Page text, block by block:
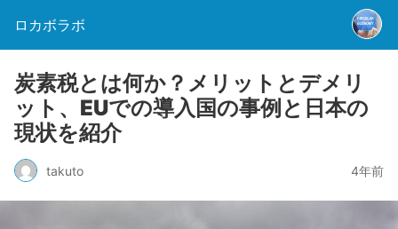
ロカボラボ
炭素税とは何か？メリットとデメリ
ット、EUでの導入国の事例と日本の
現状を紹介
takuto 4年前